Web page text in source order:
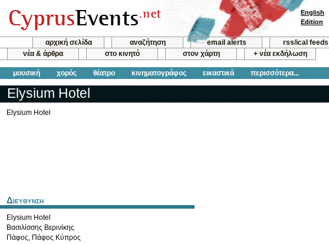
αρχική σελίδα αναζήτηση email alerts
rss/ical feeds
νέα & άρθρα
στο κινητό στον χάρτη + νέα εκδήλωση
μουσική χορός θέατρο κινηματογράφος εικαστικά περισσότερα...
English
Edition
Elysium Hotel
Elysium Hotel
Διευθυνση
Elysium Hotel
Βασιλίσσης Βερινίκης
Πάφος, Πάφος Κύπρος